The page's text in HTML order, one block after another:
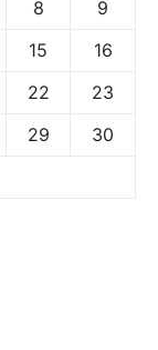
8
9
15
16
22
23
29
30